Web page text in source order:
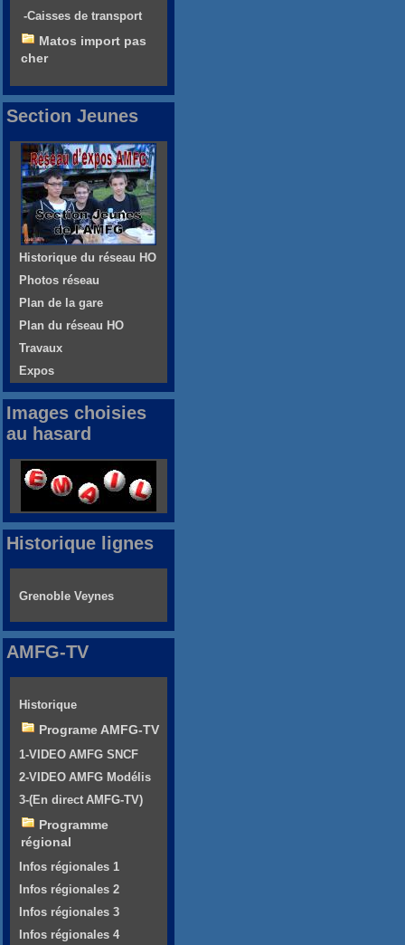
-Caisses de transport
Matos import pas
cher
Section Jeunes
Historique du réseau HO
Photos réseau
Plan de la gare
Plan du réseau HO
Travaux
Expos
Images choisies
au hasard
Historique lignes
Grenoble Veynes
AMFG-TV
Historique
Programe AMFG-TV
1-VIDEO AMFG SNCF
2-VIDEO AMFG Modélis
3-(En direct AMFG-TV)
Programme
régional
Infos régionales 1
Infos régionales 2
Infos régionales 3
Infos régionales 4